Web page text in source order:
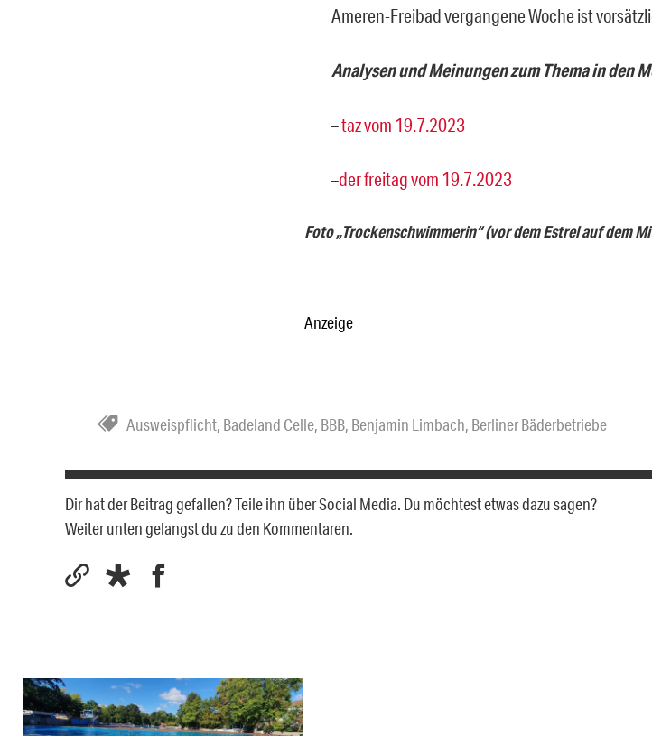
Ameren-Freibad vergangene Woche ist
Analysen und Meinungen zum Thema in den
–taz vom 19.7.2023
–der freitag vom 19.7.2023
Foto „Trockenschwimmerin“ (vor dem Estrel auf dem
Anzeige
Ausweispflicht, Badeland Celle, BBB, Benjamin Limbach, Berliner Bäderbetriebe
Dir hat der Beitrag gefallen? Teile ihn über Social Media. Du möchtest etwas dazu sagen?
Weiter unten gelangst du zu den Kommentaren.